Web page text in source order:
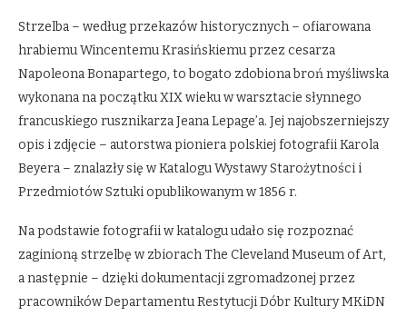
Strzelba – według przekazów historycznych – ofiarowana
hrabiemu Wincentemu Krasińskiemu przez cesarza
Napoleona Bonapartego, to bogato zdobiona broń myśliwska
wykonana na początku XIX wieku w warsztacie słynnego
francuskiego rusznikarza Jeana Lepage’a. Jej najobszerniejszy
opis i zdjęcie – autorstwa pioniera polskiej fotografii Karola
Beyera – znalazły się w Katalogu Wystawy Starożytności i
Przedmiotów Sztuki opublikowanym w 1856 r.
Na podstawie fotografii w katalogu udało się rozpoznać
zaginioną strzelbę w zbiorach The Cleveland Museum of Art,
a następnie – dzięki dokumentacji zgromadzonej przez
pracowników Departamentu Restytucji Dóbr Kultury MKiDN